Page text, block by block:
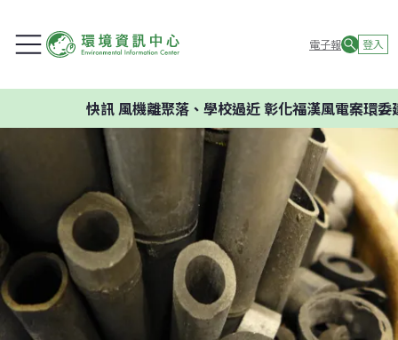
電子報 登入
風機離聚落、學校過近 彰化福漢風電案環委建議不應